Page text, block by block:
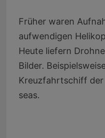
Früher waren
aufwendigen
Heute liefern
Bilder.
Kreuzfahrtschiff der
seas.